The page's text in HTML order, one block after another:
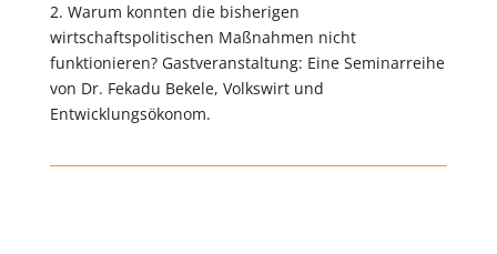
2. Warum konnten die bisherigen
wirtschaftspolitischen Maßnahmen nicht
funktionieren? Gastveranstaltung: Eine Seminarreihe
von Dr. Fekadu Bekele, Volkswirt und
Entwicklungsökonom.